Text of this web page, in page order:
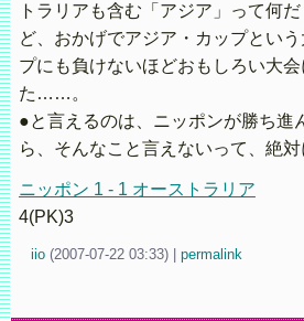
トラリアも含む「アジア」って何
ど、おかげでアジア・カップとい
プにも負けないほどおもしろい大
た……。
●と言えるのは、ニッポンが勝ち進
ら、そんなこと言えないって、絶対
ニッポン 1 - 1 オーストラリア
4(PK)3
iio (2007-07-22 03:33) permalink